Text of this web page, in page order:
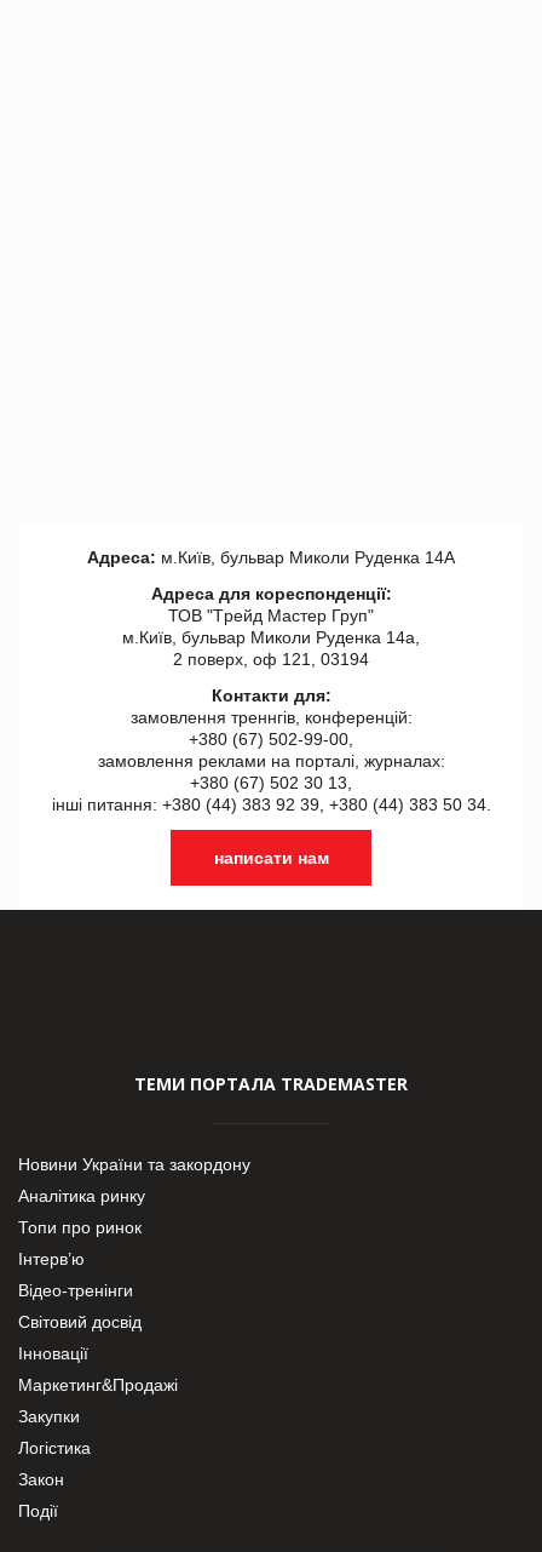
Адреса: м.Київ, бульвар Миколи Руденка 14А
Адреса для кореспонденції:
ТОВ "Tрейд Мастер Груп"
м.Київ, бульвар Миколи Руденка 14а,
2 поверх, оф 121, 03194
Контакти для:
замовлення треннгів, конференцій:
+380 (67) 502-99-00,
замовлення реклами на порталі, журналах:
+380 (67) 502 30 13,
інші питання: +380 (44) 383 92 39, +380 (44) 383 50 34.
написати нам
ТЕМИ ПОРТАЛА TRADEMASTER
Новини України та закордону
Аналітика ринку
Топи про ринок
Інтерв’ю
Відео-тренінги
Світовий досвід
Інновації
Маркетинг&Продажі
Закупки
Логістика
Закон
Події